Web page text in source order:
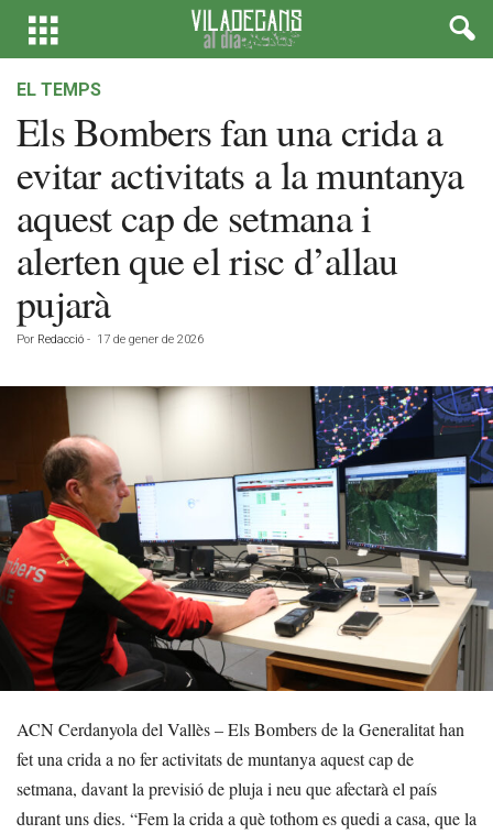
EL TEMPS
Els Bombers fan una crida a
evitar activitats a la muntanya
aquest cap de setmana i
alerten que el risc d’allau
pujarà
Por Redacció - 17 de gener de 2026
ACN Cerdanyola del Vallès – Els Bombers de la Generalitat han
fet una crida a no fer activitats de muntanya aquest cap de
setmana, davant la previsió de pluja i neu que afectarà el país
durant uns dies. “Fem la crida a què tothom es quedi a casa, que la